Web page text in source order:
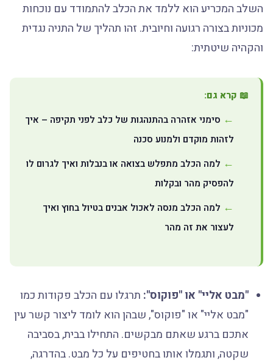
השלב המכריע הוא ללמד את הכלב להתמודד עם נוכחות
מכוניות בצורה רגועה וחיובית. זהו תהליך של התניה נגדית
והקהיה שיטתית:
📖 קרא גם:
סימני אזהרה בהתנהגות של כלב לפני תקיפה – איך
לזהות מוקדם ולמנוע סכנה
למה הכלב מתפלש בצואה או בנבלות ואיך לגרום לו
להפסיק מהר ובקלות
למה הכלב מנסה לאכול אבנים בטיול בחוץ ואיך
לעצור את זה מהר
"מבט אליי" או "פוקוס":תרגלו עם הכלב פקודות כמו
"מבט אליי" או "פוקוס", שבהן הוא לומד ליצור קשר עין
אתכם ברגע שאתם מבקשים. התחילו בבית, בסביבה
שקטה, ותגמלו אותו בחטיפים על כל מבט. בהדרגה,